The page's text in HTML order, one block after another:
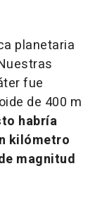
planetaria
fue
de 400 m
habría
kilómetro
magnitud